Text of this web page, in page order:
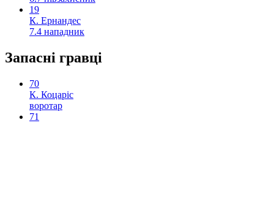
19
К. Ернандес
7.4 нападник
Запасні гравці
70
К. Коцаріс
воротар
71